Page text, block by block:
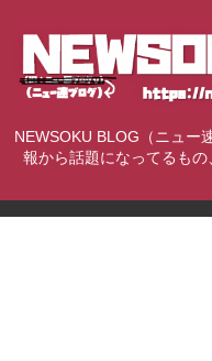
NEWSOKU BLOG（ニュー
報から話題になってるも